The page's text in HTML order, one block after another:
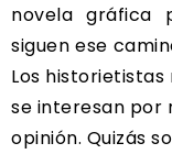
novela gráfica
siguen ese
Los
se interesan por
opinión. Quizás